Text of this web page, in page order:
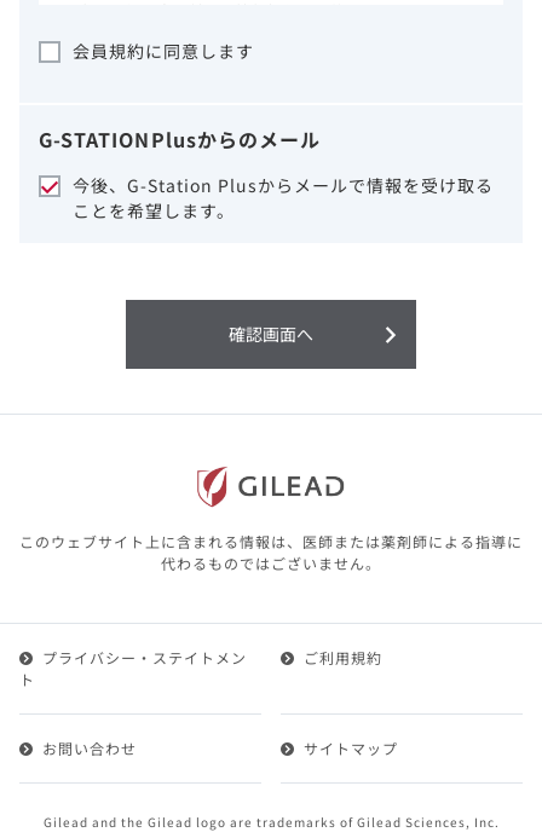
事項をご熟読いただき、同意された場合のみご利用くだ
ギリアドは、本サイトのコンテンツについて
細心の注意を払い、正確かつ最新の情報を提
供するように努力をしておりますが、正確
性、確実性、妥当性、有用性、ご利用になら
利用することまたは利用できなかったことよ
り生じる損害については一切の責任を負いか
含む）の情報は、その製品またはその製品の
本サイト内の情報は、医師その他医療関係者
が行なうべきアドバイスやサービスを提供す
るものではありません。本サイトに表示され
ている情報は、決して、医師その他医療関係
1.会員とは、医療関係者の方で、本サービスの利用規約
ービスに登録を申し込みギリアドがこれを承認した方を
いいます。
けることができます。
会員規約に同意します
G-STATIONPlusからのメール
今後、G-Station Plusからメールで情報を受け取る
ことを希望します。
確認画面へ
このウェブサイト上に含まれる情報は、医師または薬剤師による指導に
代わるものではございません。
Gilead and the Gilead logo are trademarks of Gilead Sciences, Inc.
プライバシー・ステイトメン
ト
ご利用規約
お問い合わせ サイトマップ